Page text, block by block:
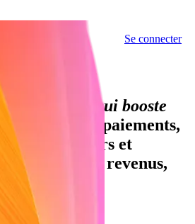
Se connecter
sur Stripe
financière qui booste
Acceptez des paiements,
financiers et
modèle de revenus,
volume de